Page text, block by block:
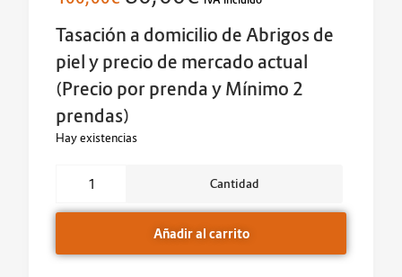
cliente
Tasación a domicilio de Abrigos de
piel y precio de mercado actual
(Precio por prenda y Mínimo 2
prendas)
Hay existencias
Cantidad
Añadir al carrito